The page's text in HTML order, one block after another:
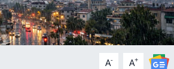
A- A+